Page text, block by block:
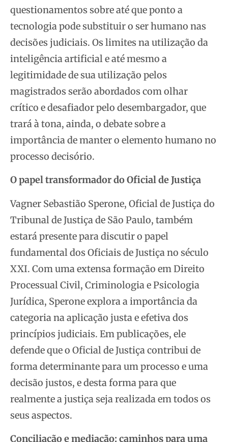
questionamentos sobre até que ponto a
tecnologia pode substituir o ser humano nas
decisões judiciais. Os limites na utilização da
inteligência artificial e até mesmo a
legitimidade de sua utilização pelos
magistrados serão abordados com olhar
crítico e desafiador pelo desembargador, que
trará à tona, ainda, o debate sobre a
importância de manter o elemento humano no
processo decisório.
O papel transformador do Oficial de Justiça
Vagner Sebastião Sperone, Oficial de Justiça do
Tribunal de Justiça de São Paulo, também
estará presente para discutir o papel
fundamental dos Oficiais de Justiça no século
XXI. Com uma extensa formação em Direito
Processual Civil, Criminologia e Psicologia
Jurídica, Sperone explora a importância da
categoria na aplicação justa e efetiva dos
princípios judiciais. Em publicações, ele
defende que o Oficial de Justiça contribui de
forma determinante para um processo e uma
decisão justos, e desta forma para que
realmente a justiça seja realizada em todos os
seus aspectos.
Conciliação e mediação: caminhos para uma